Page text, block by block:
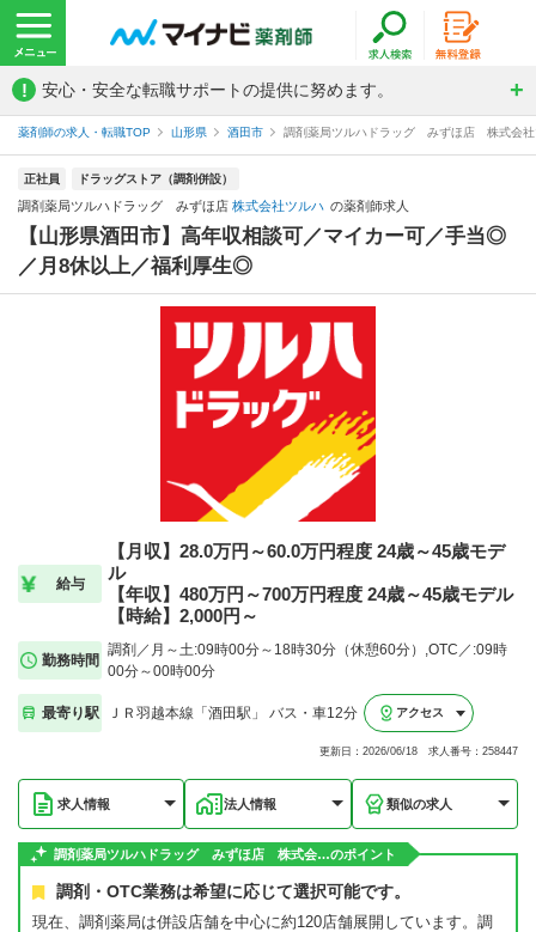
! 安心・安全な転職サポートの提供に努めます。
薬剤師の求人・転職TOP 山形県 酒田市 調剤薬局ツルハドラッグ みずほ店 株式会社
正社員 ドラッグストア（調剤併設）
調剤薬局ツルハドラッグ みずほ店 株式会社ツルハ の薬剤師求人
【山形県酒田市】高年収相談可／マイカー可／手当◎
／月8休以上／福利厚生◎
給与
【月収】28.0万円～60.0万円程度 24歳～45歳モデ
ル
【年収】480万円～700万円程度 24歳～45歳モデル
【時給】2,000円～
勤務時間
調剤／月～土:09時00分～18時30分（休憩60分）,OTC／:09時
00分～00時00分
最寄り駅 ＪＲ羽越本線「酒田駅」 バス・車12分 アクセス
更新日：2026/06/18 求人番号：258447
求人情報 法人情報 類似の求人
調剤薬局ツルハドラッグ みずほ店 株式会…のポイント
調剤・OTC業務は希望に応じて選択可能です。
現在、調剤薬局は併設店舗を中心に約120店舗展開しています。調